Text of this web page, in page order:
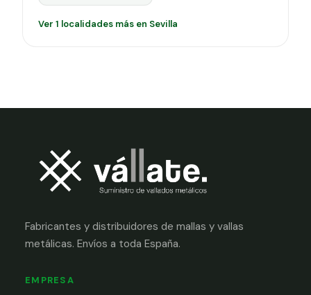
Ver 1 localidades más en Sevilla
Fabricantes y distribuidores de mallas y vallas
metálicas. Envíos a toda España.
EMPRESA